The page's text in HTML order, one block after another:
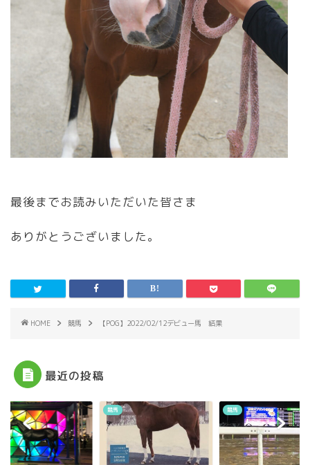
最後までお読みいただいた皆さま
ありがとうございました。
HOME 競馬 【POG】2022/02/12デビュー馬 結果
最近の投稿
競馬 競馬